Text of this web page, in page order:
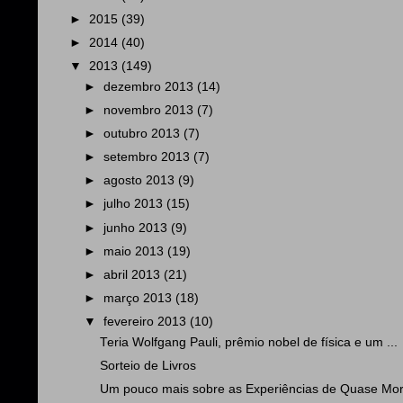
► 2015 (39)
► 2014 (40)
▼ 2013 (149)
►dezembro 2013 (14)
► novembro 2013 (7)
►outubro 2013 (7)
►setembro 2013 (7)
►agosto 2013 (9)
► julho 2013 (15)
► junho 2013 (9)
► maio 2013 (19)
►abril 2013 (21)
► março 2013 (18)
▼fevereiro 2013 (10)
Teria Wolfgang Pauli, prêmio nobel de física e um ...
Sorteio de Livros
Um pouco mais sobre as Experiências de Quase